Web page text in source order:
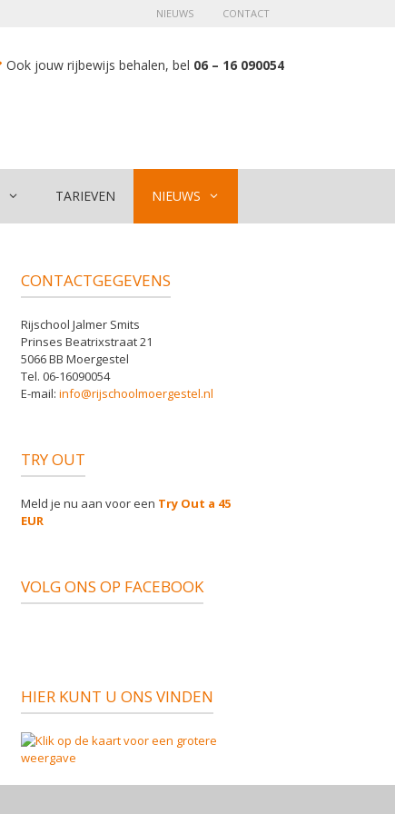
NIEUWS CONTACT
Ook jouw rijbewijs behalen, bel 06 – 16 090054
TARIEVEN NIEUWS
CONTACTGEGEVENS
Rijschool Jalmer Smits
Prinses Beatrixstraat 21
5066 BB Moergestel
Tel. 06-16090054
E-mail: info@rijschoolmoergestel.nl
TRY OUT
Meld je nu aan voor een Try Out a 45
EUR
VOLG ONS OP FACEBOOK
HIER KUNT U ONS VINDEN